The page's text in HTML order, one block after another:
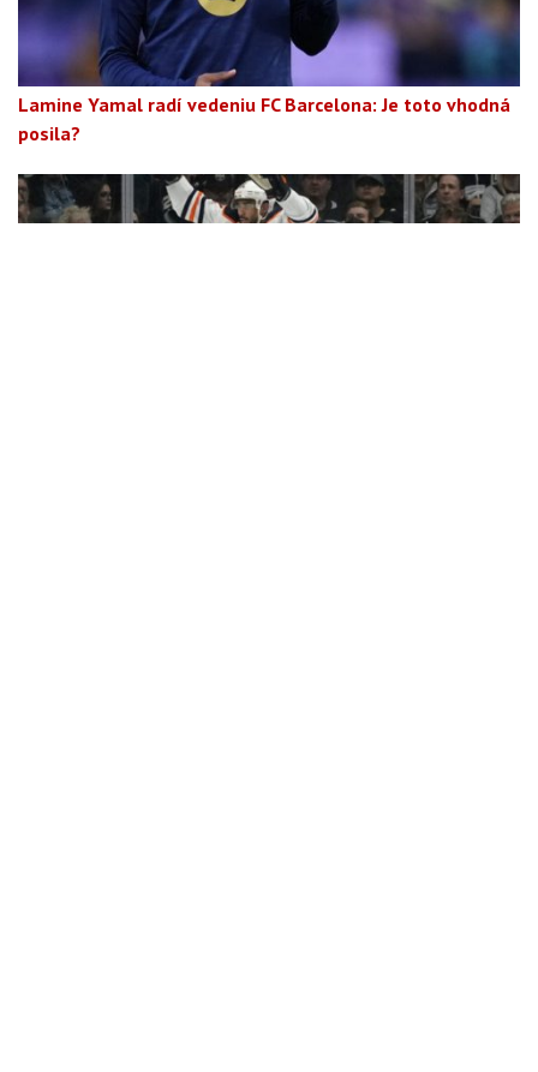
Lamine Yamal radí vedeniu FC Barcelona: Je toto vhodná
posila?